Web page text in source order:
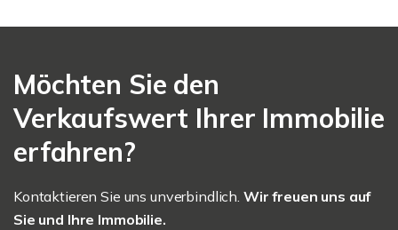
Möchten Sie den
Verkaufswert Ihrer Immobilie
erfahren?
Kontaktieren Sie uns unverbindlich. Wir freuen uns auf
Sie und Ihre Immobilie.